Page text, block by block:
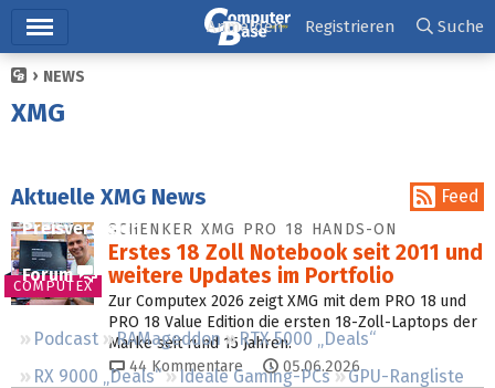
Ticker
Downloads
Preisvergleich
Forum
Podcast RAMageddon
RTX 5000 „Deals“
RX 9000 „Deals“
Ideale Gaming-PCs
GPU-Rangliste
Anmelden Registrieren Suche
NEWS
XMG
Aktuelle XMG News Feed
COMPUTEX
SCHENKER XMG PRO 18 HANDS-ON
Erstes 18 Zoll Notebook seit 2011 und
weitere Updates im Portfolio
Zur Computex 2026 zeigt XMG mit dem PRO 18 und
PRO 18 Value Edition die ersten 18-Zoll-Laptops der
Marke seit rund 15 Jahren.
44 Kommentare 05.06.2026